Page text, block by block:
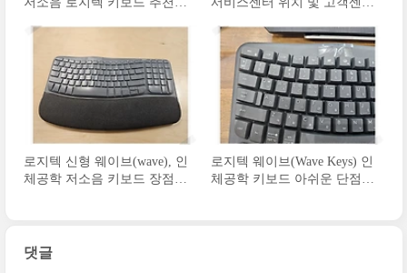
로지텍 신형 웨이브(wave), 인
체공학 저소음 키보드 장점 4
로지텍 웨이브(Wave Keys) 인
체공학 키보드 아쉬운 단점 3
댓글